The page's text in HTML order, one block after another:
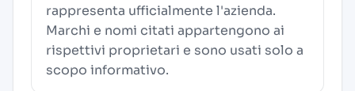
rappresenta ufficialmente l'azienda.
Marchi e nomi citati appartengono ai
rispettivi proprietari e sono usati solo a
scopo informativo.